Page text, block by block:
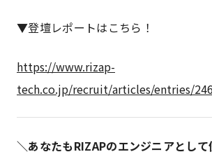
▼登壇レポートはこちら！
https://www.rizap-
tech.co.jp/recruit/articles/entries/246
＼あなたもRIZAPのエンジニアとして